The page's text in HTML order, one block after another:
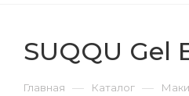
SUQQU Gel
Главная — Каталог —